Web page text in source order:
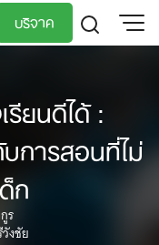
บริจาค
ยนดีได้ :
บการสอนที่ไม่
ก
ร
งชัย